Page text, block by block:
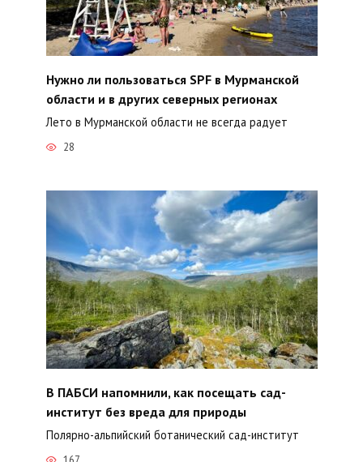
Нужно ли пользоваться SPF в Мурманской
области и в других северных регионах
Лето в Мурманской области не всегда радует
28
В ПАБСИ напомнили, как посещать сад-
институт без вреда для природы
Полярно-альпийский ботанический сад-институт